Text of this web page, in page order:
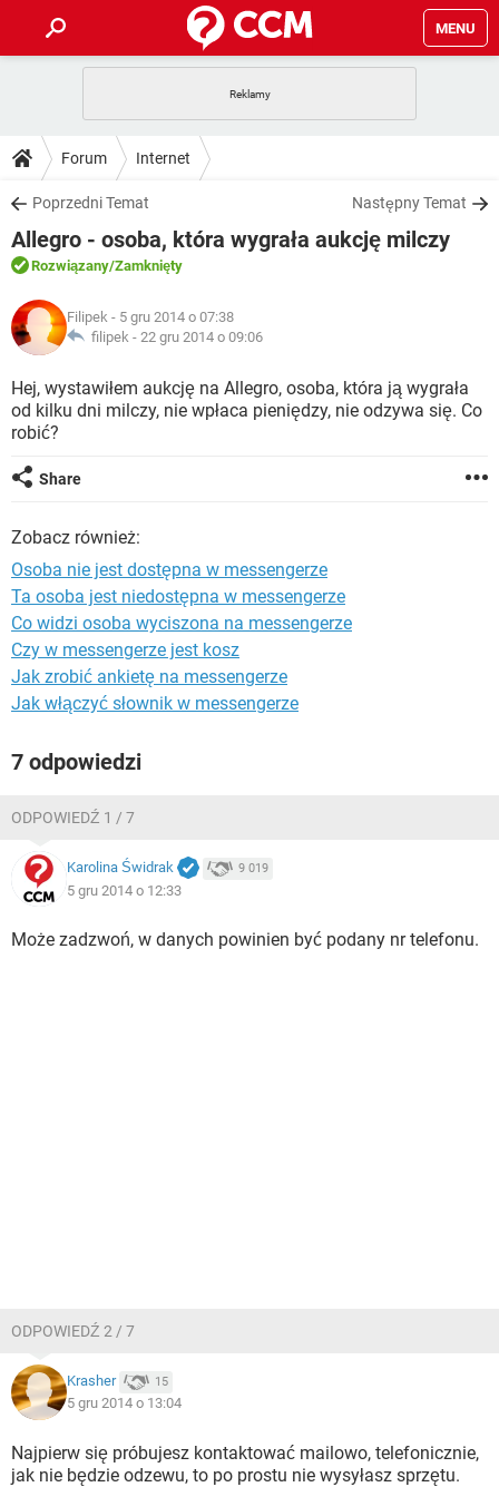
MENU
GRY
SPOTIFY
INSTAGRAM FACEBOOK
WINDOWS 10
PORADY
PlayStation
SPOTIFY
INSTAGRAM
WINDOWS 10
DO POBRANIA
ANDROID TIKTOK
GRY
IOS
INSTAGRAM
WINDOWS 10
FORUM
COVID-19
GRY
INSTAGRAM FACEBOOK
ARTYKUŁY
COVID-19
GRY WHATSAPP
SPOTIFY
INSTAGRAM
Forum Internet
Poprzedni Temat Następny Temat
Allegro - osoba, która wygrała aukcję milczy
Rozwiązany/Zamknięty
Filipek - 5 gru 2014 o 07:38
filipek - 22 gru 2014 o 09:06
Hej, wystawiłem aukcję na Allegro, osoba, która ją wygrała
od kilku dni milczy, nie wpłaca pieniędzy, nie odzywa się. Co
robić?
Share
Zobacz również:
Osoba nie jest dostępna w messengerze
Ta osoba jest niedostępna w messengerze
Co widzi osoba wyciszona na messengerze
Czy w messengerze jest kosz
Jak zrobić ankietę na messengerze
Jak włączyć słownik w messengerze
7 odpowiedzi
ODPOWIEDŹ 1 / 7
Karolina Świdrak 9 019
5 gru 2014 o 12:33
Może zadzwoń, w danych powinien być podany nr telefonu.
ODPOWIEDŹ 2 / 7
Krasher 15
5 gru 2014 o 13:04
Najpierw się próbujesz kontaktować mailowo, telefonicznie,
jak nie będzie odzewu, to po prostu nie wysyłasz sprzętu.